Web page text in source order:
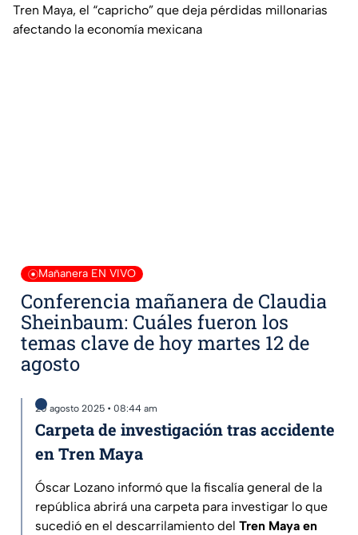
Tren Maya, el “capricho” que deja pérdidas millonarias
afectando la economía mexicana
Mañanera EN VIVO
Conferencia mañanera de Claudia
Sheinbaum: Cuáles fueron los
temas clave de hoy martes 12 de
agosto
20 agosto 2025 • 08:44 am
Carpeta de investigación tras accidente
en Tren Maya
Óscar Lozano informó que la fiscalía general de la
república abrirá una carpeta para investigar lo que
sucedió en el descarrilamiento del Tren Maya en